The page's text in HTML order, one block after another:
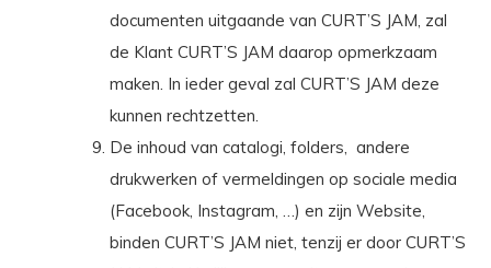
documenten uitgaande van CURT’S JAM, zal
de Klant CURT’S JAM daarop opmerkzaam
maken. In ieder geval zal CURT’S JAM deze
kunnen rechtzetten.
De inhoud van catalogi, folders, andere
drukwerken of vermeldingen op sociale media
(Facebook, Instagram, …) en zijn Website,
binden CURT’S JAM niet, tenzij er door CURT’S